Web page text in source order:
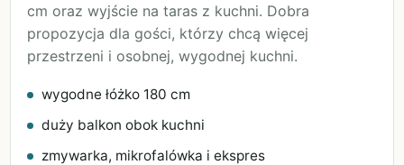
cm oraz wyjście na taras z kuchni. Dobra
propozycja dla gości, którzy chcą więcej
przestrzeni i osobnej, wygodnej kuchni.
wygodne łóżko 180 cm
duży balkon obok kuchni
zmywarka, mikrofalówka i ekspres